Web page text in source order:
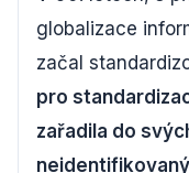
globalizace
začal
pro
zařadila do